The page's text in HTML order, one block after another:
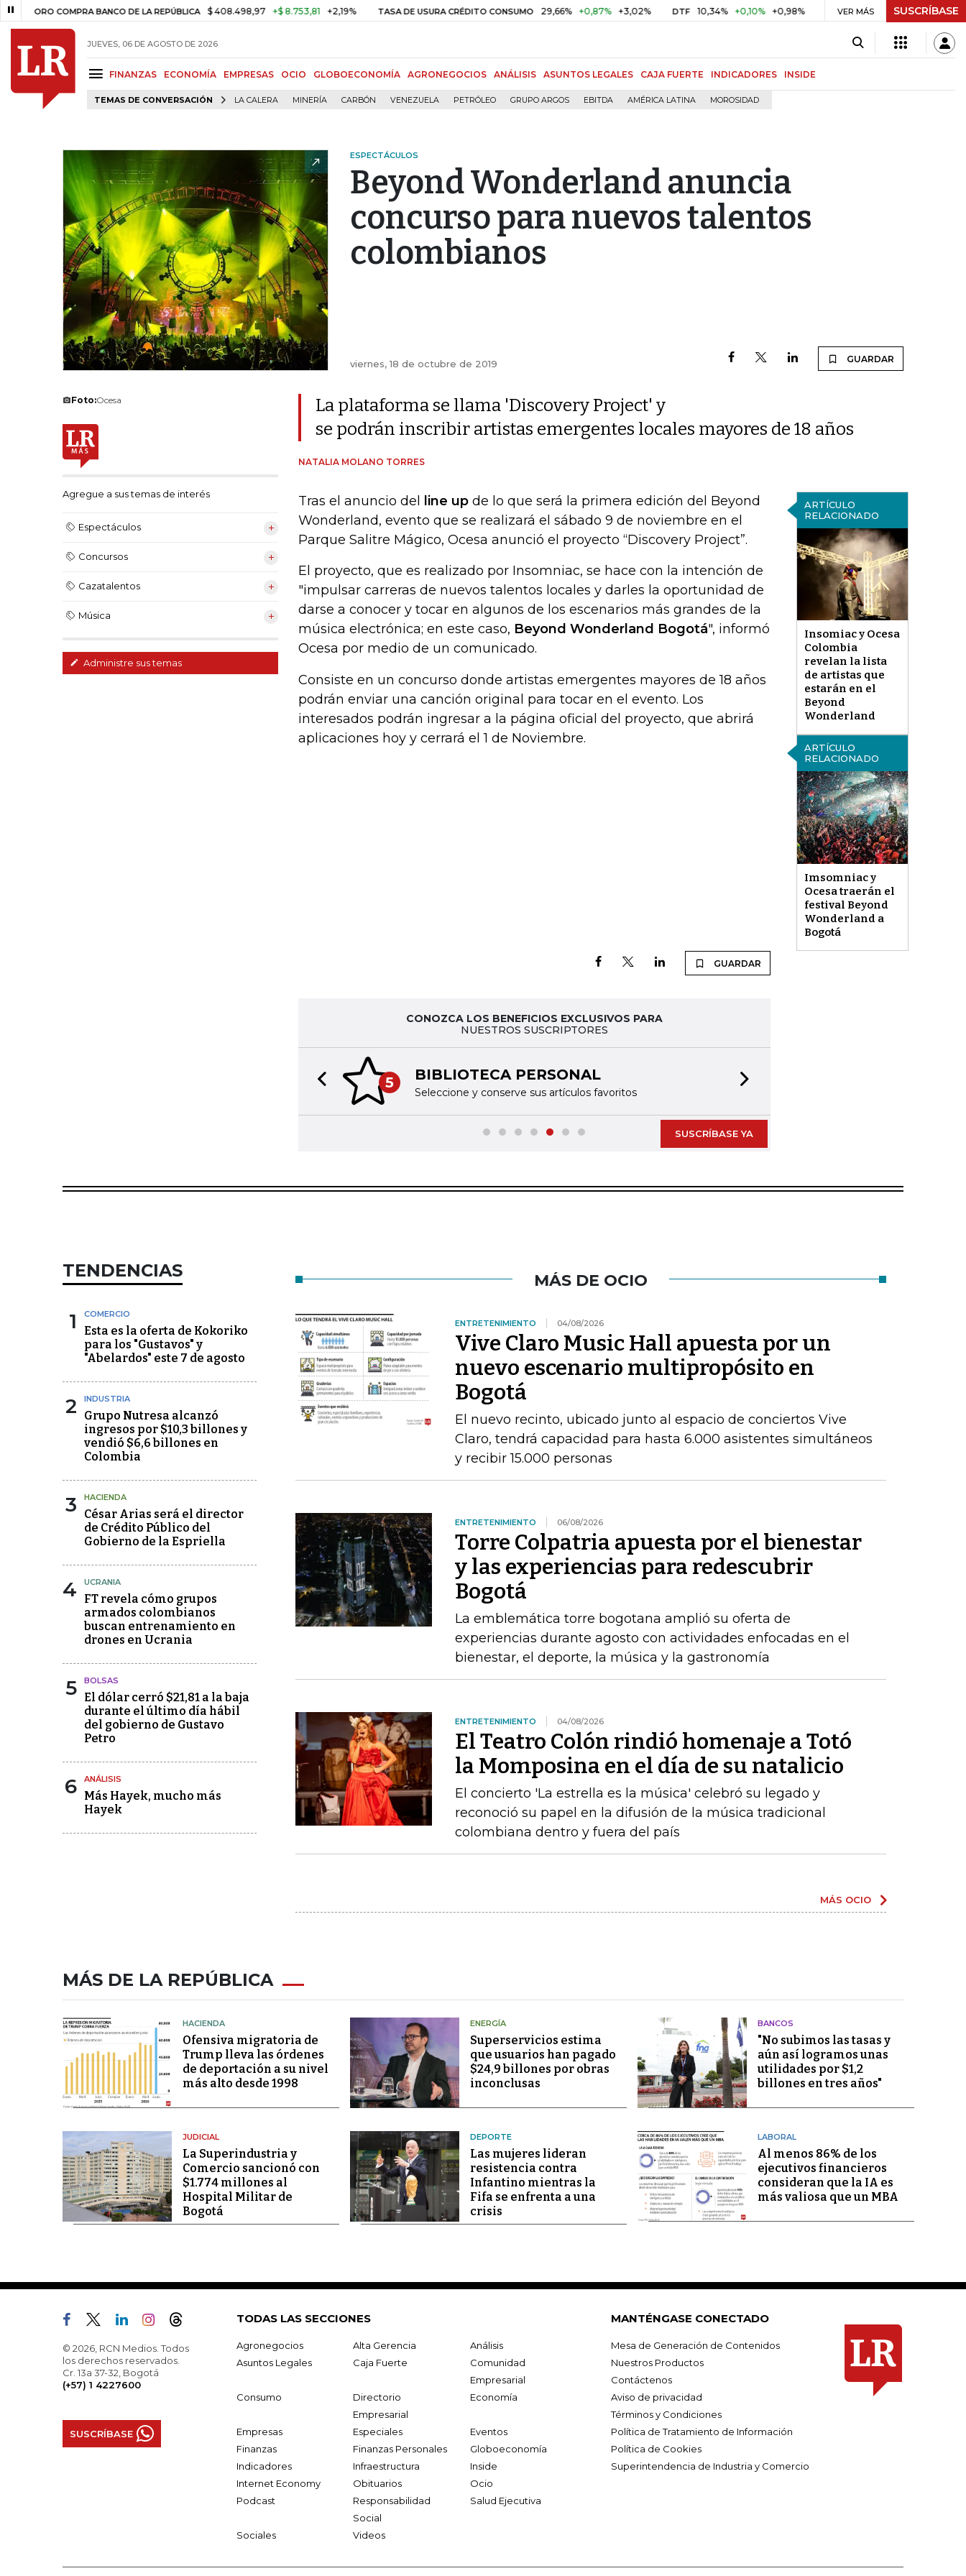
ORO COMPRA BANCO DE LA REPÚBLICA $ 408.498,97 +$ 8.753,81 +2,19% TASA DE USURA CRÉDITO CONSUMO 29,66% +0,87% +3,02% DTF 10,34% +0,10% +0,98% UVR $ 416,86 +$ 0,05 +0,01%
VER MÁS SUSCRÍBASE
JUEVES, 06 DE AGOSTO DE 2026
FINANZAS ECONOMÍA EMPRESAS OCIO GLOBOECONOMÍA AGRONEGOCIOS ANÁLISIS ASUNTOS LEGALES CAJA FUERTE INDICADORES INSIDE
TEMAS DE CONVERSACIÓN LA CALERA MINERÍA CARBÓN VENEZUELA PETRÓLEO GRUPO ARGOS EBITDA AMÉRICA LATINA MOROSIDAD
ESPECTÁCULOS
Beyond Wonderland anuncia
concurso para nuevos talentos
colombianos
viernes, 18 de octubre de 2019 GUARDAR
Foto:Ocesa
Agregue a sus temas de interés
Espectáculos
Concursos
Cazatalentos
Música
Administre sus temas
La plataforma se llama 'Discovery Project' y
se podrán inscribir artistas emergentes locales mayores de 18 años
NATALIA MOLANO TORRES
ARTÍCULO
RELACIONADO
Insomiac y Ocesa
Colombia
revelan la lista
de artistas que
estarán en el
Beyond
Wonderland
Tras el anuncio del line up de lo que será la primera edición del Beyond
Wonderland, evento que se realizará el sábado 9 de noviembre en el
Parque Salitre Mágico, Ocesa anunció el proyecto “Discovery Project”.
ARTÍCULO
RELACIONADO
Imsomniac y
Ocesa traerán el
festival Beyond
Wonderland a
Bogotá
El proyecto, que es realizado por Insomniac, se hace con la intención de
"impulsar carreras de nuevos talentos locales y darles la oportunidad de
darse a conocer y tocar en algunos de los escenarios más grandes de la
música electrónica; en este caso, Beyond Wonderland Bogotá", informó
Ocesa por medio de un comunicado.
Consiste en un concurso donde artistas emergentes mayores de 18 años
podrán enviar una canción original para tocar en el evento. Los
interesados podrán ingresar a la página oficial del proyecto, que abrirá
aplicaciones hoy y cerrará el 1 de Noviembre.
GUARDAR
CONOZCA LOS BENEFICIOS EXCLUSIVOS PARA
NUESTROS SUSCRIPTORES
5 BIBLIOTECA PERSONAL
Seleccione y conserve sus artículos favoritos
Previous slide
SUSCRÍBASE YA
TENDENCIAS
1 COMERCIO
Esta es la oferta de Kokoriko
para los "Gustavos" y
"Abelardos" este 7 de agosto
2 INDUSTRIA
Grupo Nutresa alcanzó
ingresos por $10,3 billones y
vendió $6,6 billones en
Colombia
3 HACIENDA
César Arias será el director
de Crédito Público del
Gobierno de la Espriella
4 UCRANIA
FT revela cómo grupos
armados colombianos
buscan entrenamiento en
drones en Ucrania
5 BOLSAS
El dólar cerró $21,81 a la baja
durante el último día hábil
del gobierno de Gustavo
Petro
6 ANÁLISIS
Más Hayek, mucho más
Hayek
MÁS DE OCIO
ENTRETENIMIENTO 04/08/2026
Vive Claro Music Hall apuesta por un
nuevo escenario multipropósito en
Bogotá
El nuevo recinto, ubicado junto al espacio de conciertos Vive
Claro, tendrá capacidad para hasta 6.000 asistentes simultáneos
y recibir 15.000 personas
ENTRETENIMIENTO 06/08/2026
Torre Colpatria apuesta por el bienestar
y las experiencias para redescubrir
Bogotá
La emblemática torre bogotana amplió su oferta de
experiencias durante agosto con actividades enfocadas en el
bienestar, el deporte, la música y la gastronomía
ENTRETENIMIENTO 04/08/2026
El Teatro Colón rindió homenaje a Totó
la Momposina en el día de su natalicio
El concierto 'La estrella es la música' celebró su legado y
reconoció su papel en la difusión de la música tradicional
colombiana dentro y fuera del país
MÁS OCIO
MÁS DE LA REPÚBLICA
HACIENDA
Ofensiva migratoria de
Trump lleva las órdenes
de deportación a su nivel
más alto desde 1998
ENERGÍA
Superservicios estima
que usuarios han pagado
$24,9 billones por obras
inconclusas
BANCOS
"No subimos las tasas y
aún así logramos unas
utilidades por $1,2
billones en tres años"
JUDICIAL
La Superindustria y
Comercio sancionó con
$1.774 millones al
Hospital Militar de
Bogotá
DEPORTE
Las mujeres lideran
resistencia contra
Infantino mientras la
Fifa se enfrenta a una
crisis
LABORAL
Al menos 86% de los
ejecutivos financieros
consideran que la IA es
más valiosa que un MBA
© 2026, RCN Medios. Todos
los derechos reservados.
Cr. 13a 37-32, Bogotá
(+57) 1 4227600
SUSCRÍBASE
TODAS LAS SECCIONES
Agronegocios Alta Gerencia
Análisis
Asuntos Legales
Caja Fuerte
Comunidad
Empresarial
Consumo
Directorio
Empresarial
Economía
Empresas Especiales
Eventos
Finanzas
Finanzas Personales
Globoeconomía
Indicadores
Infraestructura
Inside
Internet Economy
Obituarios
Ocio
Podcast
Responsabilidad
Social
Salud Ejecutiva
Sociales Videos
MANTÉNGASE CONECTADO
Mesa de Generación de Contenidos
Nuestros Productos
Contáctenos
Aviso de privacidad
Términos y Condiciones
Política de Tratamiento de Información
Política de Cookies
Superintendencia de Industria y Comercio